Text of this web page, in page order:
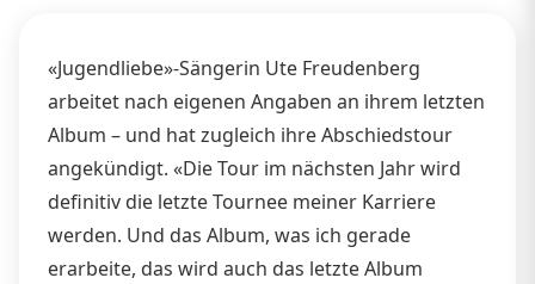
«Jugendliebe»-Sängerin Ute Freudenberg
arbeitet nach eigenen Angaben an ihrem letzten
Album – und hat zugleich ihre Abschiedstour
angekündigt. «Die Tour im nächsten Jahr wird
definitiv die letzte Tournee meiner Karriere
werden. Und das Album, was ich gerade
erarbeite, das wird auch das letzte Album